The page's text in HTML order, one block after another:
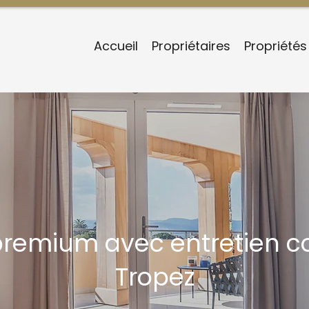
Accueil Propriétaires Propriétés
avec entretien
Tropez